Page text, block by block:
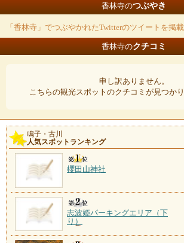
香林寺のつぶやき
「香林寺」でつぶやかれたTwitterのツイートを掲載
香林寺のクチコミ
申し訳ありません。
こちらの観光スポットのクチコミが見つかり
鳴子・古川
人気スポットランキング
櫻田山神社
志波姫パーキングエリア（下
り）